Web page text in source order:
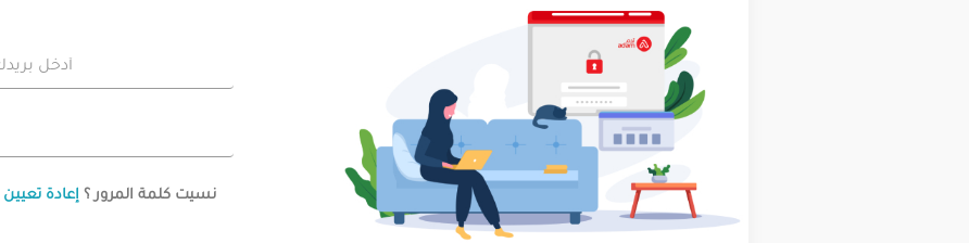
نسيت كلمة المرور ؟ إعادة